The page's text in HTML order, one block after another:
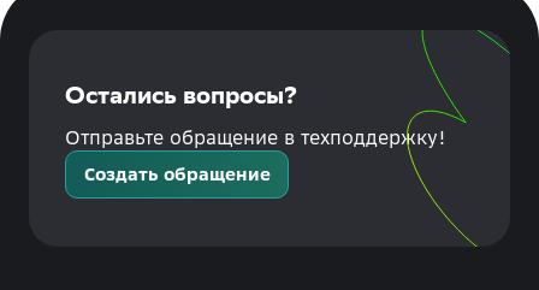
Остались вопросы?
Отправьте обращение в техподдержку!
Создать обращение